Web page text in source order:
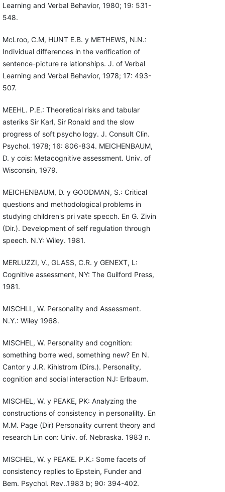
Learning and Verbal Behavior, 1980; 19: 531-
548.
McLroo, C.M, HUNT E.B. y METHEWS, N.N.:
Individual differences in the verification of
sentence-picture re lationships. J. of Verbal
Learning and Verbal Behavior, 1978; 17: 493-
507.
MEEHL. P.E.: Theoretical risks and tabular
asteriks Sir Karl, Sir Ronald and the slow
progress of soft psycho logy. J. Consult Clin.
Psychol. 1978; 16: 806-834. MEICHENBAUM,
D. y cois: Metacognitive assessment. Univ. of
Wisconsin, 1979.
MEICHENBAUM, D. y GOODMAN, S.: Critical
questions and methodological problems in
studying children's pri vate specch. En G. Zivin
(Dir.). Development of self regulation through
speech. N.Y: Wiley. 1981.
MERLUZZI, V., GLASS, C.R. y GENEXT, L:
Cognitive assessment, NY: The Guilford Press,
1981.
MISCHLL, W. Personality and Assessment.
N.Y.: Wiley 1968.
MISCHEL, W. Personality and cognition:
something borre wed, something new? En N.
Cantor y J.R. Kihlstrom (Dirs.). Personality,
cognition and social interaction NJ: Erlbaum.
MISCHEL, W. y PEAKE, PK: Analyzing the
constructions of consistency in personalilty. En
M.M. Page (Dir) Personality current theory and
research Lin con: Univ. of. Nebraska. 1983 n.
MISCHEL, W. y PEAKE. P.K.: Some facets of
consistency replies to Epstein, Funder and
Bem. Psychol. Rev..1983 b; 90: 394-402.